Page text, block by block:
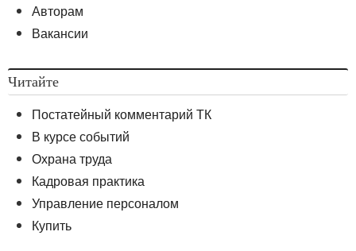
Авторам
Вакансии
Читайте
Постатейный комментарий ТК
В курсе событий
Охрана труда
Кадровая практика
Управление персоналом
Купить